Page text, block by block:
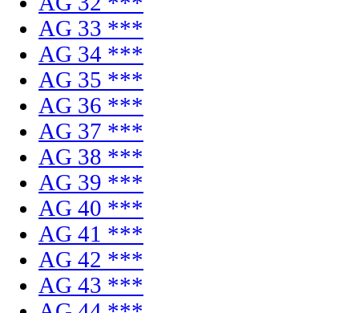
AG 33 ***
AG 34 ***
AG 35 ***
AG 36 ***
AG 37 ***
AG 38 ***
AG 39 ***
AG 40 ***
AG 41 ***
AG 42 ***
AG 43 ***